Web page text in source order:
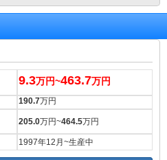
9.3万円~463.7万円
190.7万円
205.0万円~464.5万円
1997年12月~生産中